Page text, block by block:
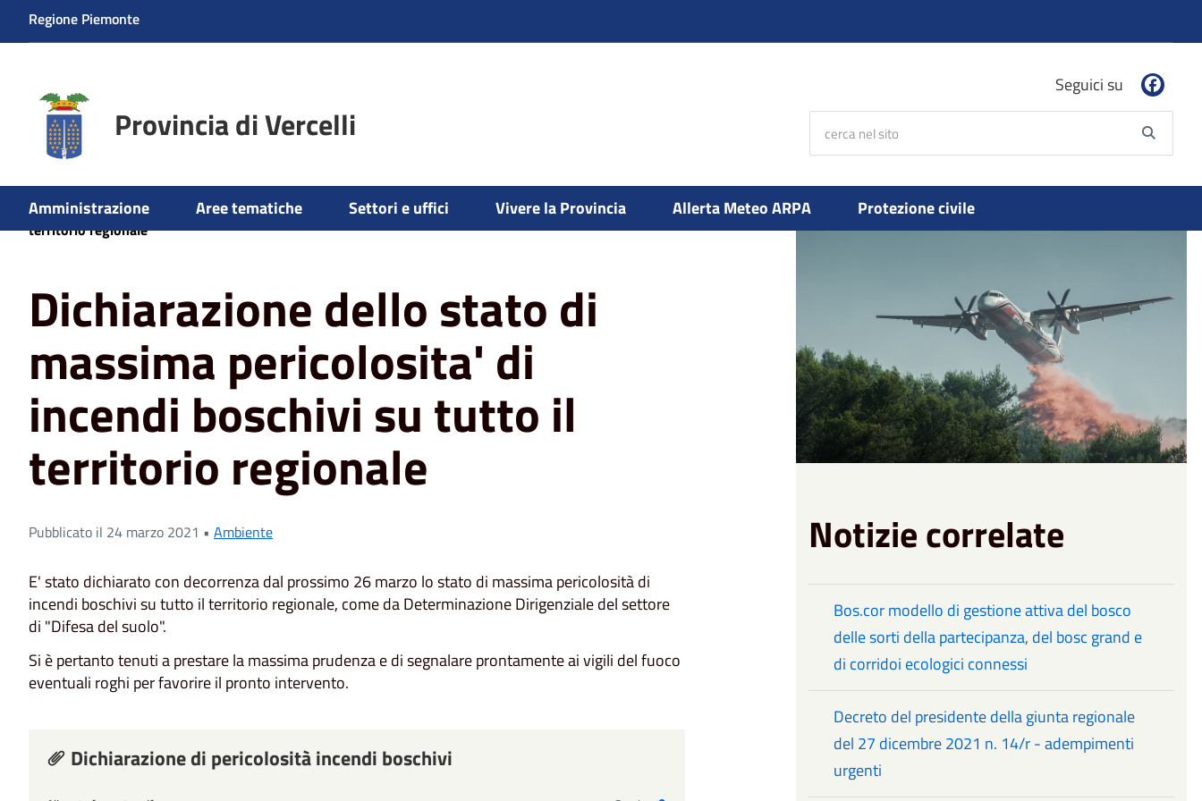
Regione Piemonte
Provincia di Vercelli
Seguici su
Amministrazione Aree tematiche Settori e uffici Vivere la Provincia Allerta Meteo ARPA Protezione civile
Home News
Dichiarazione dello stato di massima pericolosita' di incendi boschivi su tutto il
territorio regionale
Dichiarazione dello stato di
massima pericolosita' di
incendi boschivi su tutto il
territorio regionale
Pubblicato il 24 marzo 2021 • Ambiente
E' stato dichiarato con decorrenza dal prossimo 26 marzo lo stato di massima pericolosità di
incendi boschivi su tutto il territorio regionale, come da Determinazione Dirigenziale del settore
di "Difesa del suolo".
Si è pertanto tenuti a prestare la massima prudenza e di segnalare prontamente ai vigili del fuoco
eventuali roghi per favorire il pronto intervento.
Dichiarazione di pericolosità incendi boschivi
Notizie correlate
Bos.cor modello di gestione attiva del bosco
delle sorti della partecipanza, del bosc grand e
di corridoi ecologici connessi
Decreto del presidente della giunta regionale
del 27 dicembre 2021 n. 14/r - adempimenti
urgenti